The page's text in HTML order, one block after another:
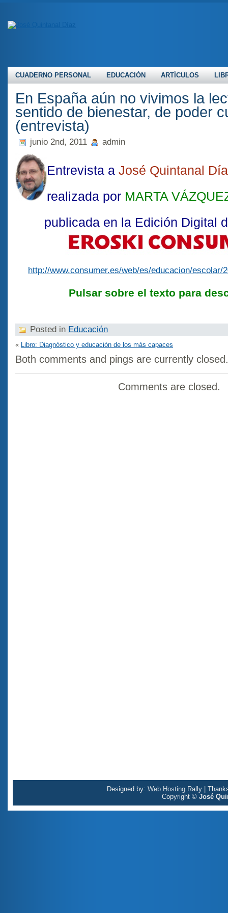
CUADERNO PERSONAL EDUCACIÓN ARTÍCULOS
En España aún no vivimos la
sentido de bienestar, de poder
(entrevista)
junio 2nd, 2011 admin
Entrevista a José Quintanal
realizada por MARTA
publicada en la Edición Digital
http://www.consumer.es/web/es/educacion/escolar/
Pulsar sobre el texto para
Posted in Educación
« Libro: Diagnóstico y educación de los más capaces
Both comments and pings are currently closed.
Comments are closed.
Designed by: Web HostingRally |
Copyright © José